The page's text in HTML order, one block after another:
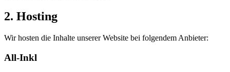
2. Hosting
Wir hosten die Inhalte unserer Website bei folgendem Anbieter:
All-Inkl